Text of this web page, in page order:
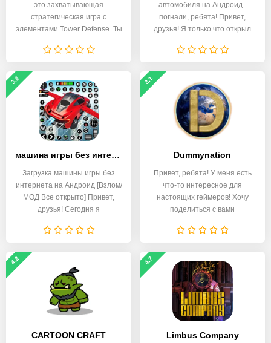
это захватывающая
стратегическая игра с
элементами Tower Defense. Ты
автомобиля на Андроид -
погнали, ребята! Привет,
друзья! Я только что открыл
3.2
машина игры без интернета
Загрузка машины игры без
интернета на Андроид [Взлом/
МОД Все открыто] Привет,
друзья! Сегодня я
3.1
Dummynation
Привет, ребята! У меня есть
что-то интересное для
настоящих геймеров! Хочу
поделиться с вами
4.2
CARTOON CRAFT
4.7
Limbus Company